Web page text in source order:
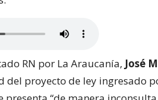
RN por La Araucanía, José
del proyecto de ley ingresado